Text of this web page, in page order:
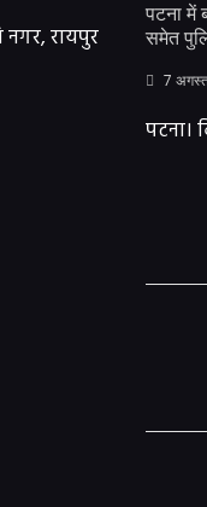
रायपुर
पटना में
समेत
7
पटना।